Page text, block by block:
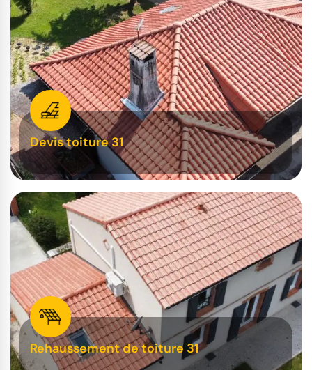
Devis toiture 31
Rehaussement de toiture 31